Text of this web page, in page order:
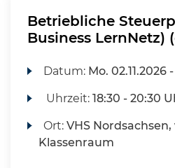
Betriebliche
Business LernNetz)
Datum: Mo. 02.11.2026 -
Uhrzeit:18:30 - 20:30
Ort:VHS
Klassenraum